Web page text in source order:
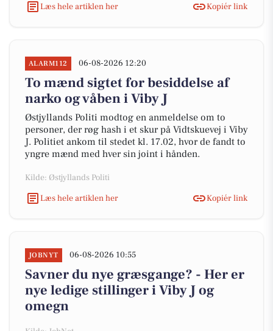
Læs hele artiklen her
Kopiér link
ALARM112 06-08-2026 12:20
To mænd sigtet for besiddelse af
narko og våben i Viby J
Østjyllands Politi modtog en anmeldelse om to
personer, der røg hash i et skur på Vidtskuevej i Viby
J. Politiet ankom til stedet kl. 17.02, hvor de fandt to
yngre mænd med hver sin joint i hånden.
Kilde: Østjyllands Politi
Læs hele artiklen her
Kopiér link
JOBNYT 06-08-2026 10:55
Savner du nye græsgange? - Her er
nye ledige stillinger i Viby J og
omegn